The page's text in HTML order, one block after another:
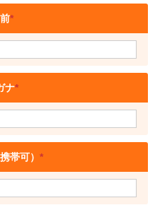
*
ナ*
帯可） *